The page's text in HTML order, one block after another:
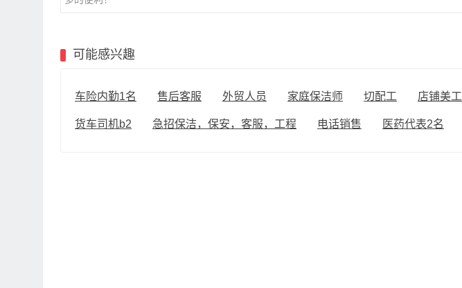
可能感兴趣
车险内勤1名 售后客服 外贸人员 家庭保洁师 切配工 店铺美工
货车司机b2 急招保洁，保安，客服，工程 电话销售 医药代表2名